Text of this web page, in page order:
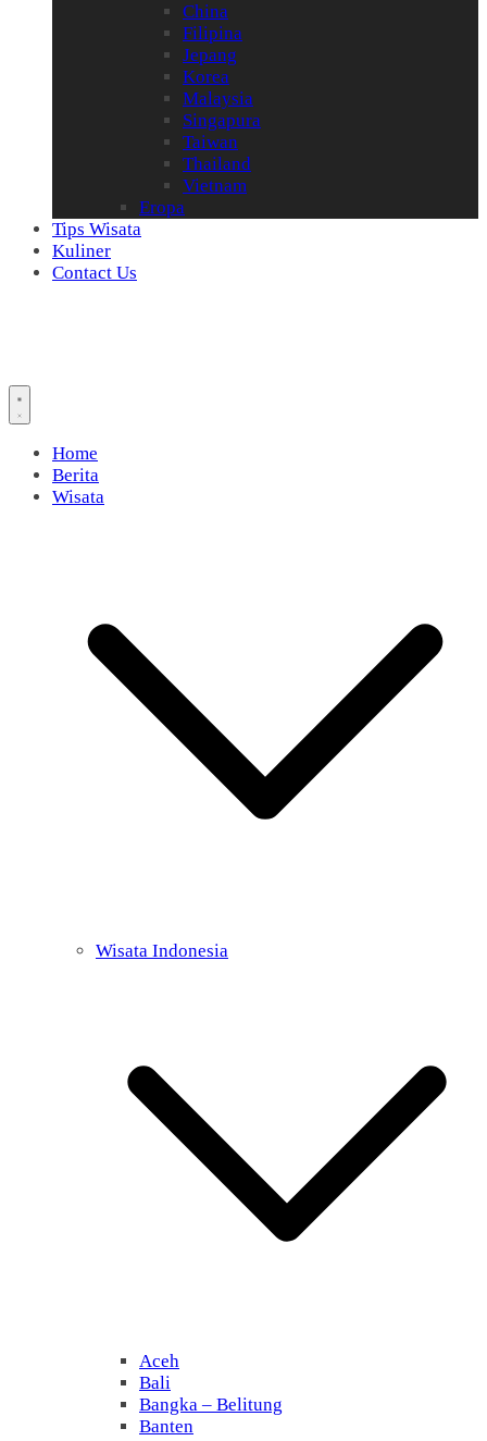
China
Filipina
Jepang
Korea
Malaysia
Singapura
Taiwan
Thailand
Vietnam
Eropa
Tips Wisata
Kuliner
Contact Us
Home
Berita
Wisata
Wisata Indonesia
Aceh
Bali
Bangka – Belitung
Banten